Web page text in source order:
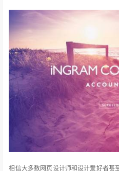
相信大多数网页设计师和设计爱好者甚